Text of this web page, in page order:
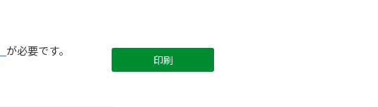
が必要です。
印刷